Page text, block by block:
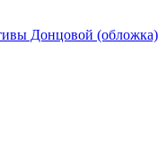
Донцовой